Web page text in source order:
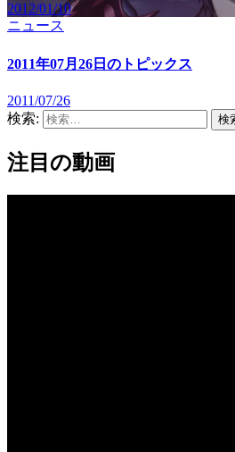
2012/01/10
ニュース
2011年07月26日のトピックス
2011/07/26
検索:
注目の動画